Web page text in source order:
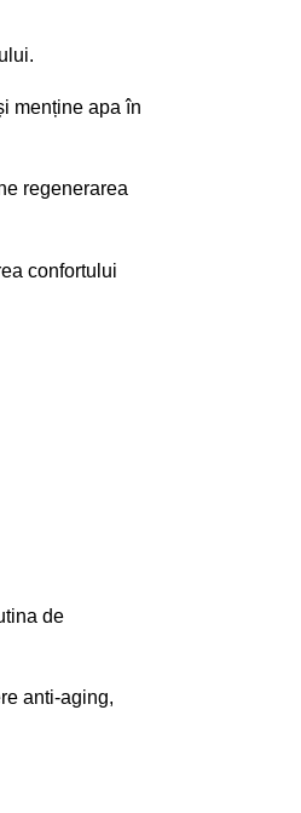
menține apa în
regenerarea
confortului
de
anti-aging,